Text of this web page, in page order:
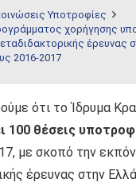
Υποτροφίες
χορήγησης
έρευνας
2016-2017
ότι το Ίδρυμα
100 θέσεις
με σκοπό την
έρευνας στην